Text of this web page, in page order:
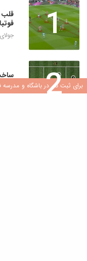
1 جولای 9, 2026
2 جولای 8,
برای ثبت نام در باشگاه و مدرسه